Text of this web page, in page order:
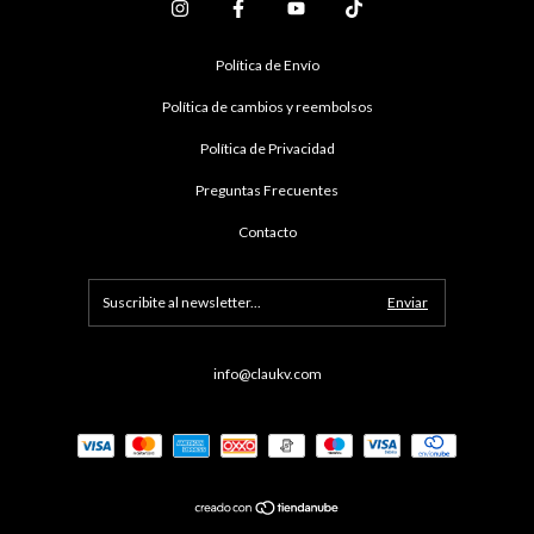
Política de Envío
Política de cambios y reembolsos
Política de Privacidad
Preguntas Frecuentes
Contacto
info@claukv.com